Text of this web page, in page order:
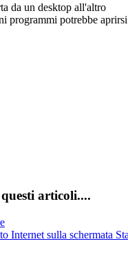
da un desktop all'altro
programmi potrebbe
articoli....
Internet sulla schermata